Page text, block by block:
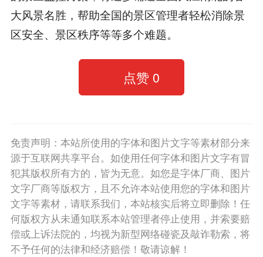
大风景名胜，帮助全国的景区管理者轻松消除景
区安全、景区秩序等等多个难题。
点赞 0
免责声明：本站所使用的字体和图片文字等素材部分来
源于互联网共享平台。如使用任何字体和图片文字有冒
犯其版权所有方的，皆为无意。如您是字体厂商、图片
文字厂商等版权方，且不允许本站使用您的字体和图片
文字等素材，请联系我们，本站核实后将立即删除！任
何版权方从未通知联系本站管理者停止使用，并索要赔
偿或上诉法院的，均视为新型网络碰瓷及敲诈勒索，将
不予任何的法律和经济赔偿！敬请谅解！